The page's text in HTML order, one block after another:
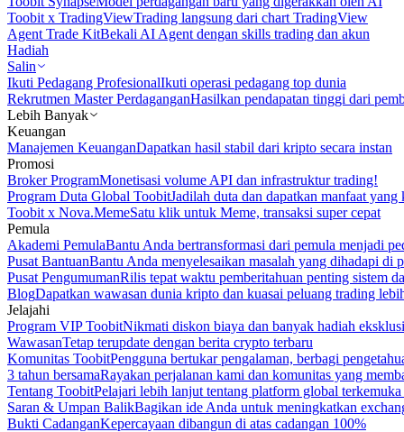
Toobit x TradingViewTrading langsung dari chart TradingView
Agent Trade KitBekali AI Agent dengan skills trading dan akun
Hadiah
Salin
Ikuti Pedagang ProfesionalIkuti operasi pedagang top dunia
Rekrutmen Master PerdaganganHasilkan pendapatan tinggi dari
Lebih Banyak
Keuangan
Manajemen KeuanganDapatkan hasil stabil dari kripto secara instan
Promosi
Broker ProgramMonetisasi volume API dan infrastruktur trading!
Program Duta Global ToobitJadilah duta dan dapatkan manfaat
Toobit x Nova.MemeSatu klik untuk Meme, transaksi super cepat
Pemula
Akademi PemulaBantu Anda bertransformasi dari pemula menjadi
Pusat BantuanBantu Anda menyelesaikan masalah yang dihadapi di
Pusat PengumumanRilis tepat waktu pemberitahuan penting sistem
BlogDapatkan wawasan dunia kripto dan kuasai peluang trading
Jelajahi
Program VIP ToobitNikmati diskon biaya dan banyak hadiah
WawasanTetap terupdate dengan berita crypto terbaru
Komunitas ToobitPengguna bertukar pengalaman, berbagi
3 tahun bersamaRayakan perjalanan kami dan komunitas yang
Tentang ToobitPelajari lebih lanjut tentang platform global
Saran & Umpan BalikBagikan ide Anda untuk meningkatkan
Bukti CadanganKepercayaan dibangun di atas cadangan 100%